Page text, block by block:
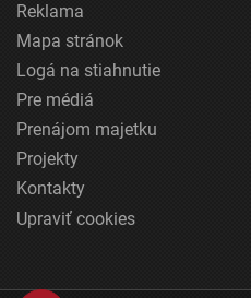
Reklama
Mapa stránok
Logá na stiahnutie
Pre médiá
Prenájom majetku
Projekty
Kontakty
Upraviť cookies